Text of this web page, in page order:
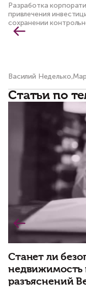
Разработка
привлечения
сохранении
Василий
Статьи по
Станет ли
недвижимость
разъяснений